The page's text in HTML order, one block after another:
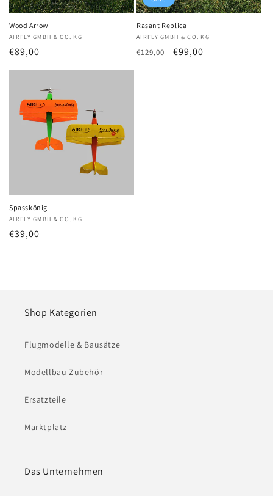
Wood Arrow
Anbieter:
AIRFLY GMBH & CO. KG
Normaler
€89,00
Rasant Replica
Anbieter:
AIRFLY GMBH & CO. KG
Normaler
€129,00 Verkaufspreis
€99,00
Spasskönig
Anbieter:
AIRFLY GMBH & CO. KG
Normaler
€39,00
Shop Kategorien
Flugmodelle & Bausätze
Modellbau Zubehör
Ersatzteile
Marktplatz
Das Unternehmen